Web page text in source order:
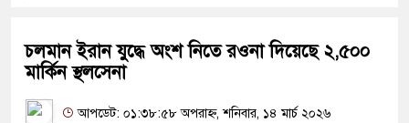
চলমান ইরান যুদ্ধে অংশ নিতে রওনা দিয়েছে ২,৫০০
মার্কিন স্থলসেনা
আপডেট: ০১:৩৮:৫৮ অপরাহ্ন, শনিবার, ১৪ মার্চ ২০২৬